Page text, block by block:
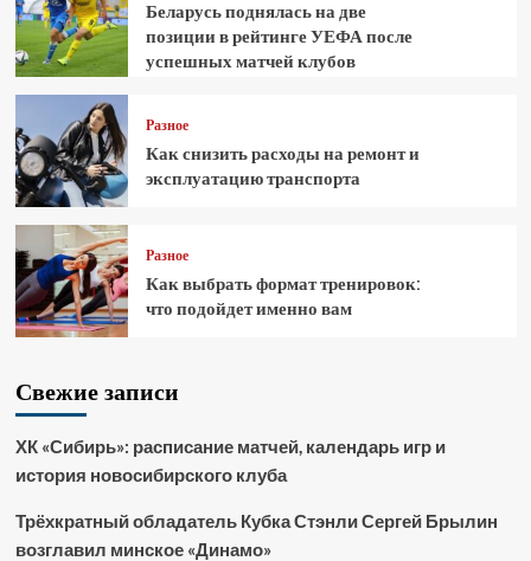
Беларусь поднялась на две
позиции в рейтинге УЕФА после
успешных матчей клубов
Разное
Как снизить расходы на ремонт и
эксплуатацию транспорта
Разное
Как выбрать формат тренировок:
что подойдет именно вам
Свежие записи
ХК «Сибирь»: расписание матчей, календарь игр и
история новосибирского клуба
Трёхкратный обладатель Кубка Стэнли Сергей Брылин
возглавил минское «Динамо»